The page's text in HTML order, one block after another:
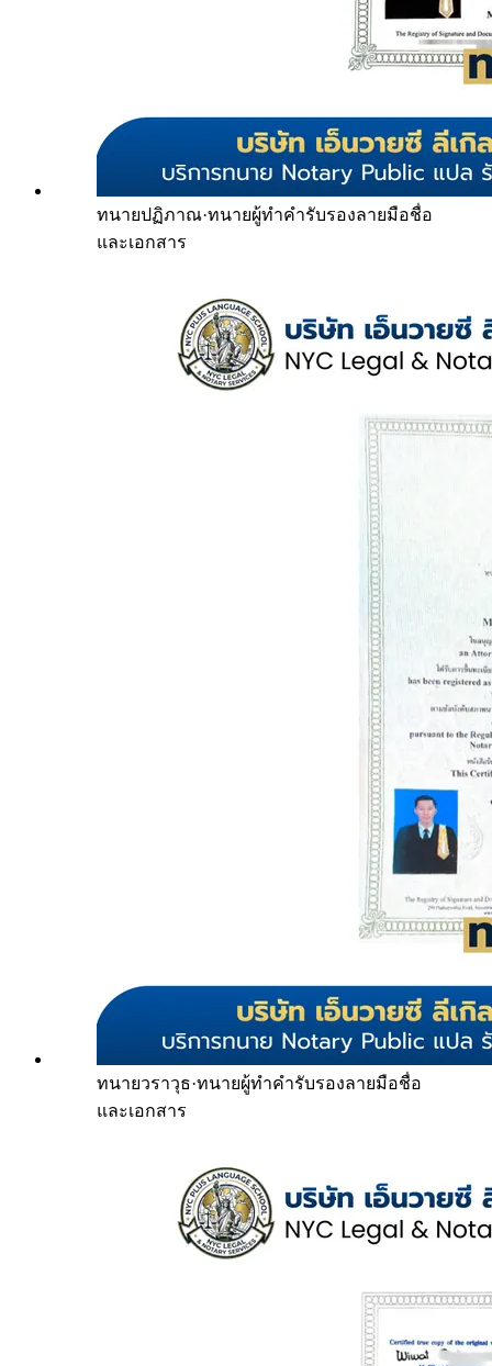
ทนายปฏิภาณ·ทนายผู้ทำคำรับรองลายมือชื่อ
และเอกสาร
ทนายวราวุธ·ทนายผู้ทำคำรับรองลายมือชื่อ
และเอกสาร